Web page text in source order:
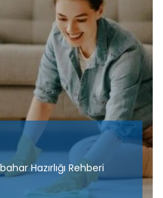
Hazırlığı Rehberi